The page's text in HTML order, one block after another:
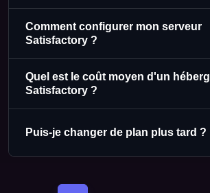
Comment configurer mon serveur
Satisfactory ?
Quel est le coût moyen d'un
Satisfactory ?
Puis-je changer de plan plus tard ?